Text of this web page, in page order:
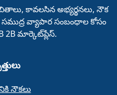
కావలసిన అభ్యర్థనలు, నౌక
వ్యాపార సంబంధాల కోసం
మార్కెట్‌ప్లేస్‌.
నౌకలు